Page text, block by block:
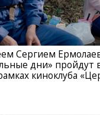
Сергием
дни» пройдут
киноклуба